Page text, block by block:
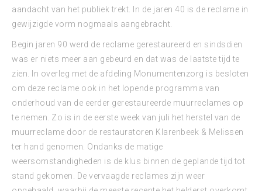
aandacht van het publiek trekt. In de jaren 40 is de reclame in
gewijzigde vorm nogmaals aangebracht.
Begin jaren 90 werd de reclame gerestaureerd en sindsdien
was er niets meer aan gebeurd en dat was de laatste tijd te
zien. In overleg met de afdeling Monumentenzorg is besloten
om deze reclame ook in het lopende programma van
onderhoud van de eerder gerestaureerde muurreclames op
te nemen. Zo is in de eerste week van juli het herstel van de
muurreclame door de restauratoren Klarenbeek & Melissen
ter hand genomen. Ondanks de matige
weersomstandigheden is de klus binnen de geplande tijd tot
stand gekomen. De vervaagde reclames zijn weer